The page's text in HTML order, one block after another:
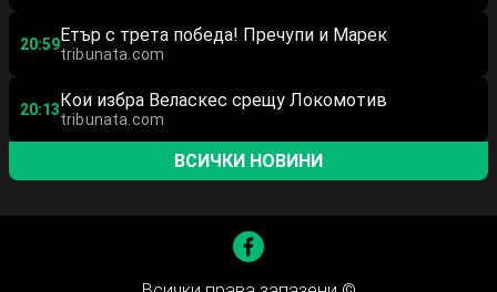
20:59Етър с трета победа! Пречупи и Марек
tribunata.com
20:13Кои избра Веласкес срещу Локомотив
tribunata.com
ВСИЧКИ НОВИНИ